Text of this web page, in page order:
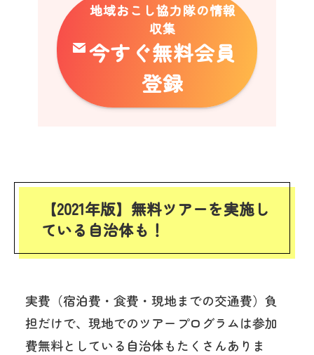
地域おこし協力隊の情報
収集
今すぐ無料会員
登録
【2021年版】無料ツアーを実施し
ている自治体も！
実費（宿泊費・食費・現地までの交通費）負
担だけで、現地でのツアープログラムは参加
費無料としている自治体もたくさんありま